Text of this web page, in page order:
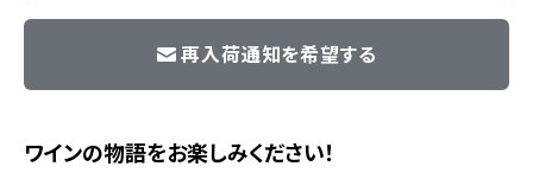
再入荷通知を希望する
ワインの物語をお楽しみください！